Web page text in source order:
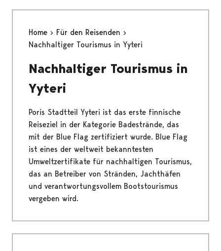
Home
Für den Reisenden
Nachhaltiger Tourismus in Yyteri
Nachhaltiger Tourismus in
Yyteri
Poris Stadtteil Yyteri ist das erste finnische
Reiseziel in der Kategorie Badestrände, das
mit der Blue Flag zertifiziert wurde. Blue Flag
ist eines der weltweit bekanntesten
Umweltzertifikate für nachhaltigen Tourismus,
das an Betreiber von Stränden, Jachthäfen
und verantwortungsvollem Bootstourismus
vergeben wird.